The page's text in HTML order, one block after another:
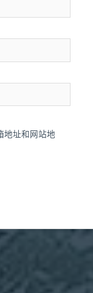
地址和网站地